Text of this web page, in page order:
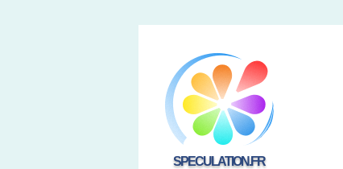
SPECULATION.FR